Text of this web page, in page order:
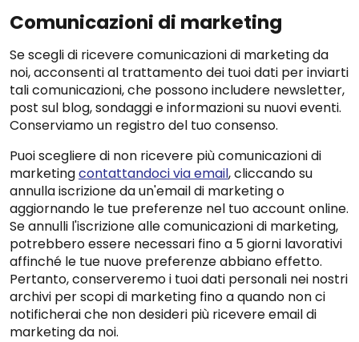
Comunicazioni di marketing
Se scegli di ricevere comunicazioni di marketing da
noi, acconsenti al trattamento dei tuoi dati per inviarti
tali comunicazioni, che possono includere newsletter,
post sul blog, sondaggi e informazioni su nuovi eventi.
Conserviamo un registro del tuo consenso.
Puoi scegliere di non ricevere più comunicazioni di
marketingcontattandoci via email, cliccando su
annulla iscrizione da un'email di marketing o
aggiornando le tue preferenze nel tuo account online.
Se annulli l'iscrizione alle comunicazioni di marketing,
potrebbero essere necessari fino a 5 giorni lavorativi
affinché le tue nuove preferenze abbiano effetto.
Pertanto, conserveremo i tuoi dati personali nei nostri
archivi per scopi di marketing fino a quando non ci
notificherai che non desideri più ricevere email di
marketing da noi.